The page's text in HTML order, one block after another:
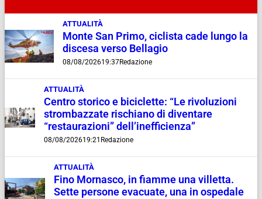
ATTUALITÀ
Monte San Primo, ciclista cade lungo la
discesa verso Bellagio
08/08/202619:37Redazione
ATTUALITÀ
Centro storico e biciclette: “Le rivoluzioni
strombazzate rischiano di diventare
“restaurazioni” dell’inefficienza”
08/08/202619:21 Redazione
ATTUALITÀ
Fino Mornasco, in fiamme una villetta.
Sette persone evacuate, una in ospedale